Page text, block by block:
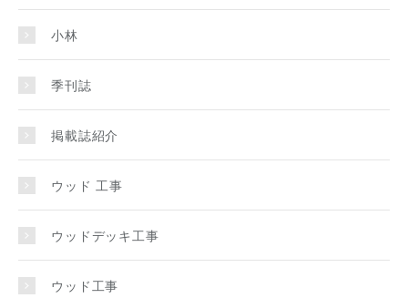
小林
季刊誌
掲載誌紹介
ウッド 工事
ウッドデッキ工事
ウッド工事